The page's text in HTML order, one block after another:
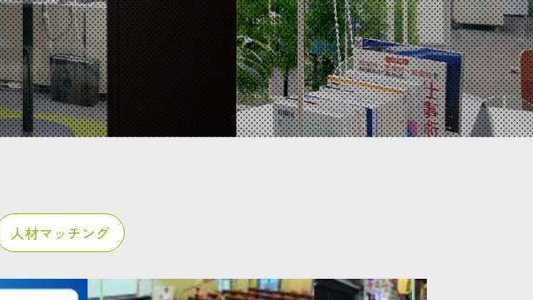
人材マッチング